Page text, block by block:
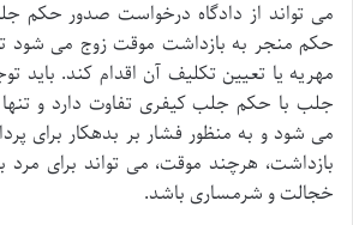
می تواند از دادگاه درخواست صدور حکم
حکم منجر به بازداشت موقت زوج می شود
مهریه یا تعیین تکلیف آن اقدام کند.
جلب با حکم جلب کیفری تفاوت دارد و
می شود و به منظور فشار بر بدهکار برای
بازداشت، هرچند موقت، می تواند برای
خجالت و شرمساری باشد.